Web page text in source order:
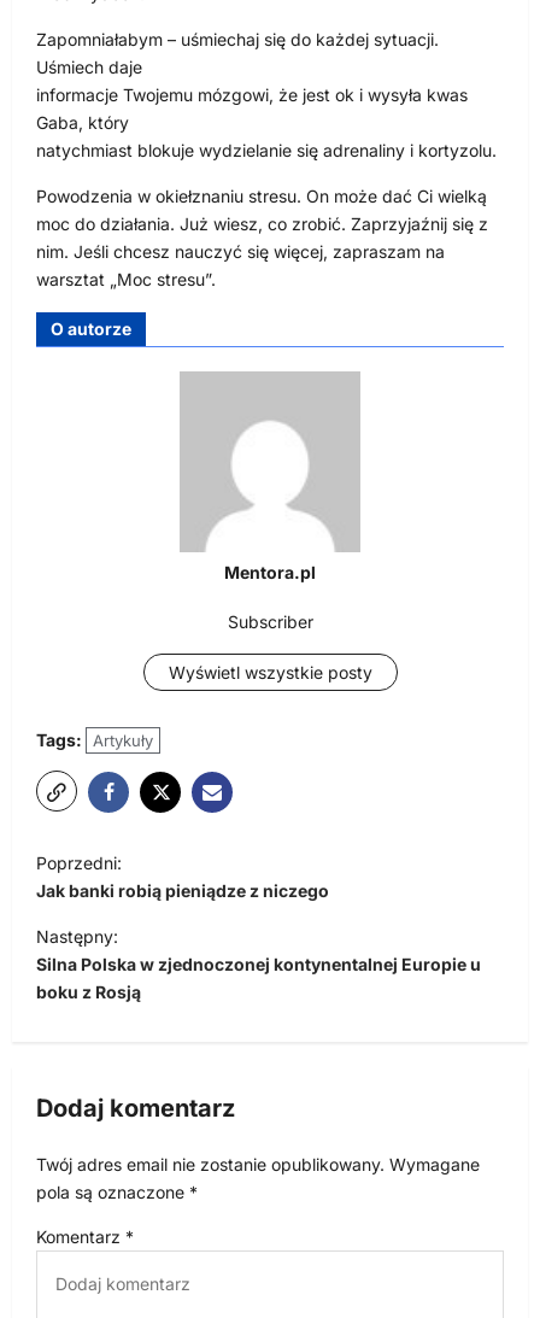
Zapomniałabym – uśmiechaj się do każdej sytuacji.
Uśmiech daje
informacje Twojemu mózgowi, że jest ok i wysyła kwas
Gaba, który
natychmiast blokuje wydzielanie się adrenaliny i kortyzolu.
Powodzenia w okiełznaniu stresu. On może dać Ci wielką
moc do działania. Już wiesz, co zrobić. Zaprzyjaźnij się z
nim. Jeśli chcesz nauczyć się więcej, zapraszam na
warsztat „Moc stresu”.
O autorze
Mentora.pl
Subscriber
Wyświetl wszystkie posty
Tags: Artykuły
a
w
i
g
j
w
i
Poprzedni:
Jak banki robią pieniądze z niczego
Następny:
Silna Polska w zjednoczonej kontynentalnej Europie u
boku z Rosją
Dodaj komentarz
Twój adres email nie zostanie opublikowany. Wymagane
pola są oznaczone *
Komentarz *